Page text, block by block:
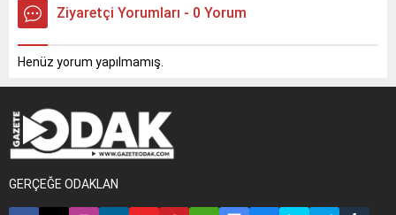
Ziyaretçi Yorumları - 0 Yorum
Henüz yorum yapılmamış.
GERÇEĞE ODAKLAN